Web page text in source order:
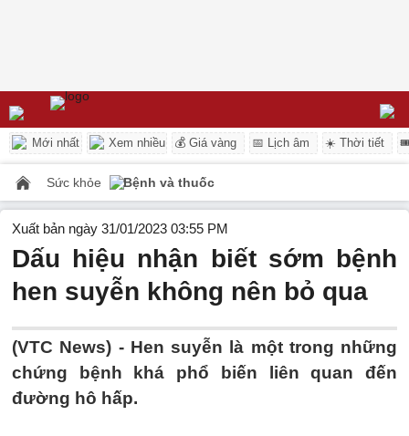
Mới nhất Xem nhiều 💰 Giá vàng 📅 Lịch âm ☀️ Thời tiết
Sức khỏe Bệnh và thuốc
Xuất bản ngày 31/01/2023 03:55 PM
Dấu hiệu nhận biết sớm bệnh
hen suyễn không nên bỏ qua
(VTC News) - Hen suyễn là một trong những
chứng bệnh khá phổ biến liên quan đến
đường hô hấp.